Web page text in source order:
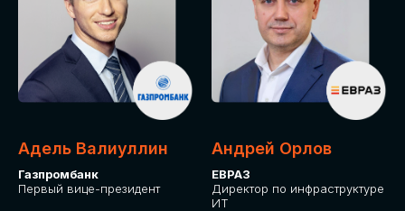
Адель Валиуллин
Газпромбанк
Первый вице-президент
Андрей Орлов
ЕВРАЗ
Директор по инфраструктуре
ИТ